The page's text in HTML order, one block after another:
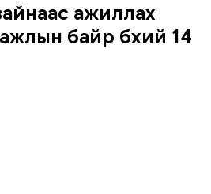
ажиллах
байр бүхий 14